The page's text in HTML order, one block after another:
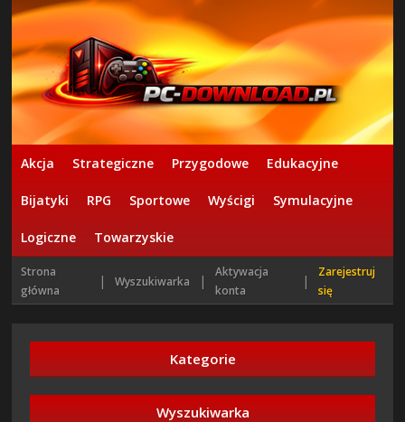
Akcja Strategiczne Przygodowe Edukacyjne
Bijatyki RPG Sportowe Wyścigi Symulacyjne
Logiczne Towarzyskie
Strona
główna
| Wyszukiwarka |
Aktywacja
konta
|
Zarejestruj
się
Kategorie
Wyszukiwarka